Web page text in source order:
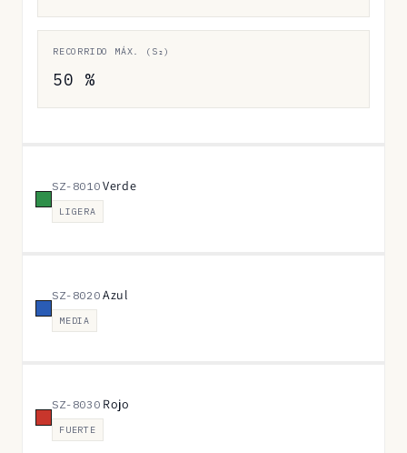
RECORRIDO MÁX. (S₂)
50 %
SZ-8010 Verde
LIGERA
SZ-8020 Azul
MEDIA
SZ-8030 Rojo
FUERTE